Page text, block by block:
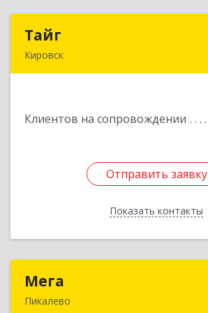
Тайг
Кировск
Клиентов на сопровождении
Отправить заявку
Показать контакты
Отправить заявку
Назад
Мега
Пикалево